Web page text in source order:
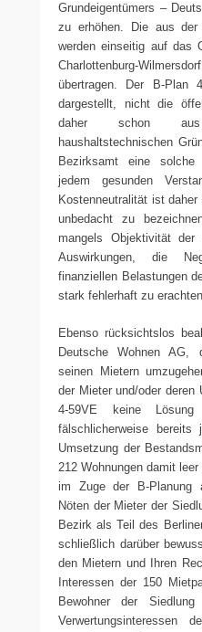
Grundeigentümers –
zu erhöhen. Die aus der
werden einseitig auf das
Charlottenburg-
übertragen. Der B-Plan
dargestellt, nicht die
daher schon
haushaltstechnischen
Bezirksamt eine solche
jedem gesunden
Kostenneutralität ist
unbedacht zu
mangels Objektivität der
Auswirkungen, die
finanziellen Belastungen
stark fehlerhaft zu
Ebenso rücksichtslos
Deutsche Wohnen AG,
seinen Mietern
der Mieter und/oder
4-59VE keine
fälschlicherweise
Umsetzung der
212 Wohnungen damit
im Zuge der B-Planung
Nöten der Mieter der
Bezirk als Teil des
schließlich darüber
den Mietern und Ihren
Interessen der 150
Bewohner der
Verwertungsinteressen